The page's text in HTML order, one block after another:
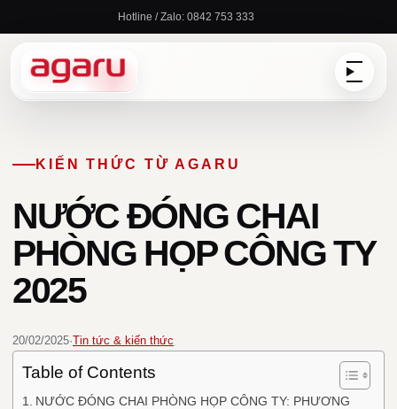
nội
Hotline / Zalo: 0842 753 333
KIẾN THỨC TỪ AGARU
NƯỚC ĐÓNG CHAI
PHÒNG HỌP CÔNG TY
2025
20/02/2025·Tin tức & kiến thức
Table of Contents
NƯỚC ĐÓNG CHAI PHÒNG HỌP CÔNG TY: PHƯƠNG